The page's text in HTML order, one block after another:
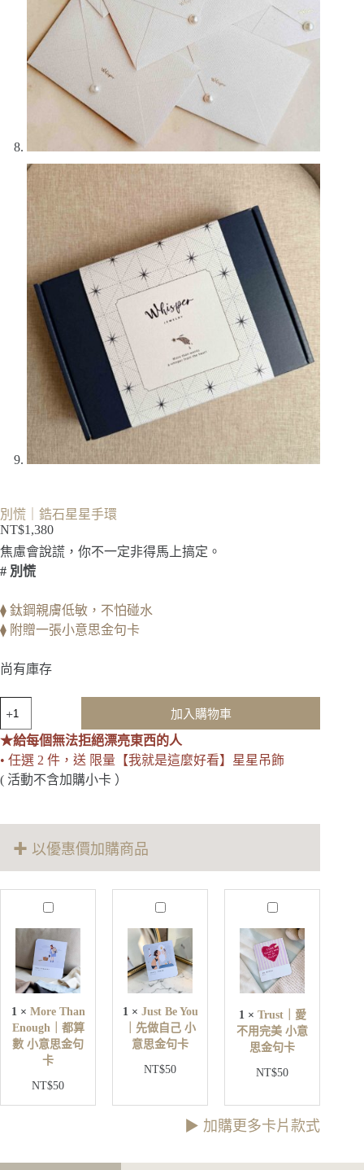
別慌｜鋯石星星手環
NT$1,380
焦慮會說謊，你不一定非得馬上搞定。
# 別慌
⧫ 鈦鋼親膚低敏，不怕碰水
⧫ 附贈一張小意思金句卡
尚有庫存
｜
鋯
石
手
加入購物車
★給每個無法拒絕漂亮東西的人
• 任選 2 件，送 限量【我就是這麼好看】星星吊飾
( 活動不含加購小卡 ）
✚ 以優惠價加購商品
M
r
T
h
a
E
n
o
u
h
｜
1× More Than
Enough｜都算
數 小意思金句
卡
NT$50
J
s
t
B
e
Y
o
u
｜
做
己
1× Just Be You
｜先做自己 小
意思金句卡
NT$50
T
u
s
t
｜
不
用
完
美
思
金
1× Trust｜愛
不用完美 小意
思金句卡
NT$50
▶︎ 加購更多卡片款式